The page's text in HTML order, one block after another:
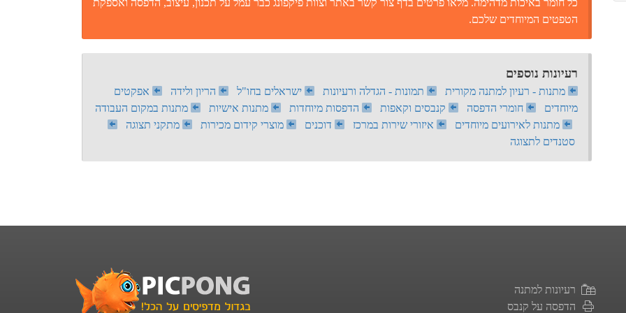
הטפטים המיוחדים שלכם.
רעיונות נוספים
מתנות - רעיון למתנה מקורית תמונות - הגדלה ורעיונות ישראלים בחו"ל הריון ולידה
אפקטים
מיוחדים
חומרי הדפסה קנבסים וקאפות הדפסות מיוחדות מתנות אישיות
מתנות במקום העבודה
מתנות לאירועים מיוחדים
איזורי שירות במרכז דוכנים מוצרי קידום מכירות
מתקני תצוגה
סטנדים לתצוגה
רעיונות למתנה
הדפסה על קנבס